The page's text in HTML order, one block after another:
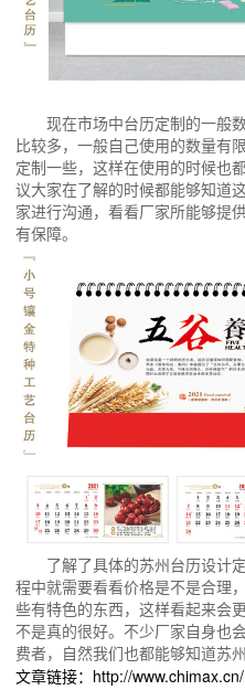
现在市场中台历定制的一般
比较多，一般自己使用的数量有
定制一些，这样在使用的时候也
议大家在了解的时候都能够知道
家进行沟通，看看厂家所能够提
有保障。
了解了具体的苏州台历设计
程中就需要看看价格是不是合理
些有特色的东西，这样看起来会
不是真的很好。不少厂家自身也
费者，自然我们也都能够知道苏
文章链接：http://